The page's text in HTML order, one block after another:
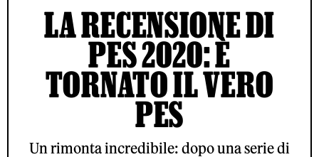
LA RECENSIONE DI
PES 2020: È
TORNATO IL VERO
PES
Un rimonta incredibile: dopo una serie di